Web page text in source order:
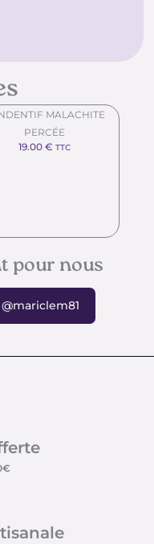
MALACHITE
PERCÉE
19.00€ TTC
pour nous